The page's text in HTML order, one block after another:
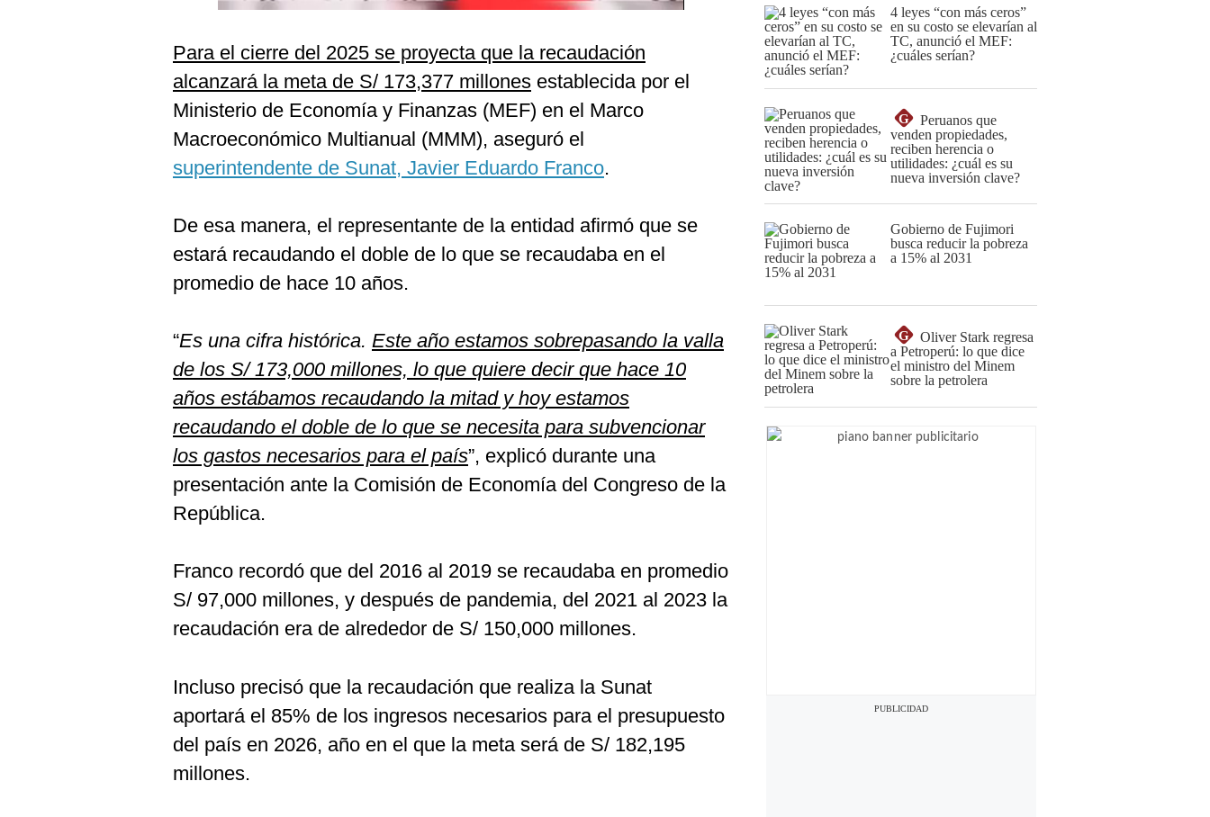
Para el cierre del 2025 se proyecta que la recaudación
alcanzará la meta de S/ 173,377 millones establecida por el
Ministerio de Economía y Finanzas (MEF) en el Marco
Macroeconómico Multianual (MMM), aseguró el
superintendente de Sunat, Javier Eduardo Franco.
De esa manera, el representante de la entidad afirmó que se
estará recaudando el doble de lo que se recaudaba en el
promedio de hace 10 años.
“Es una cifra histórica. Este año estamos sobrepasando la valla
de los S/ 173,000 millones, lo que quiere decir que hace 10
años estábamos recaudando la mitad y hoy estamos
recaudando el doble de lo que se necesita para subvencionar
los gastos necesarios para el país”, explicó durante una
presentación ante la Comisión de Economía del Congreso de la
República.
Franco recordó que del 2016 al 2019 se recaudaba en promedio
S/ 97,000 millones, y después de pandemia, del 2021 al 2023 la
recaudación era de alrededor de S/ 150,000 millones.
Incluso precisó que la recaudación que realiza la Sunat
aportará el 85% de los ingresos necesarios para el presupuesto
del país en 2026, año en el que la meta será de S/ 182,195
millones.
4 leyes “con más ceros”
en su costo se elevarían al
TC, anunció el MEF:
¿cuáles serían?
G
Peruanos que
venden propiedades,
reciben herencia o
utilidades: ¿cuál es su
nueva inversión clave?
Gobierno de Fujimori
busca reducir la pobreza
a 15% al 2031
G
Oliver Stark regresa
a Petroperú: lo que dice
el ministro del Minem
sobre la petrolera